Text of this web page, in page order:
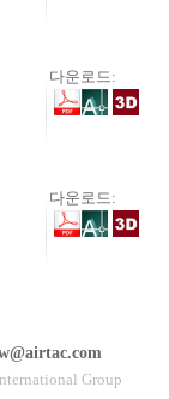
다운로드:
다운로드:
Group